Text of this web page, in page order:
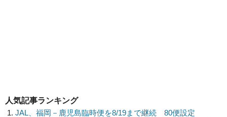
人気記事ランキング
JAL、福岡－鹿児島臨時便を8/19まで継続 80便設定